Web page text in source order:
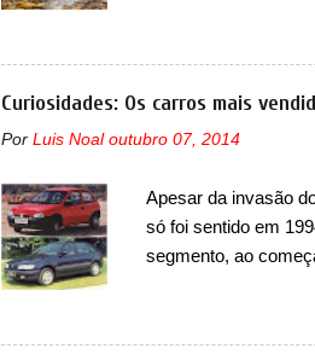
com unidades de
unidades afetadas
solução de dois
também, será
confirmou que “foi
microprocessador
perda de força
Curiosidades: Os carros mais
Por Luis Noal outubro 07, 2014
Apesar da invasão
só foi sentido em
segmento, ao
lançamento da
lançada a nova